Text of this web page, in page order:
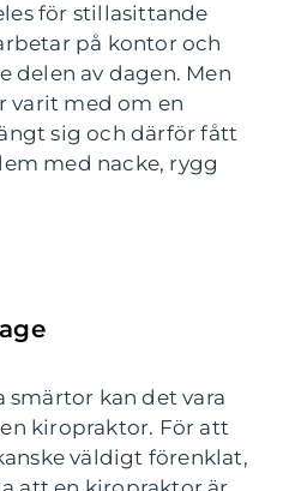
för stillasittande
på kontor och
delen av dagen. Men
varit med om en
sig och därför fått
med nacke, rygg
smärtor kan det vara
kiropraktor. För att
väldigt förenklat,